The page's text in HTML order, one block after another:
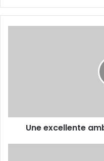
Une excellente